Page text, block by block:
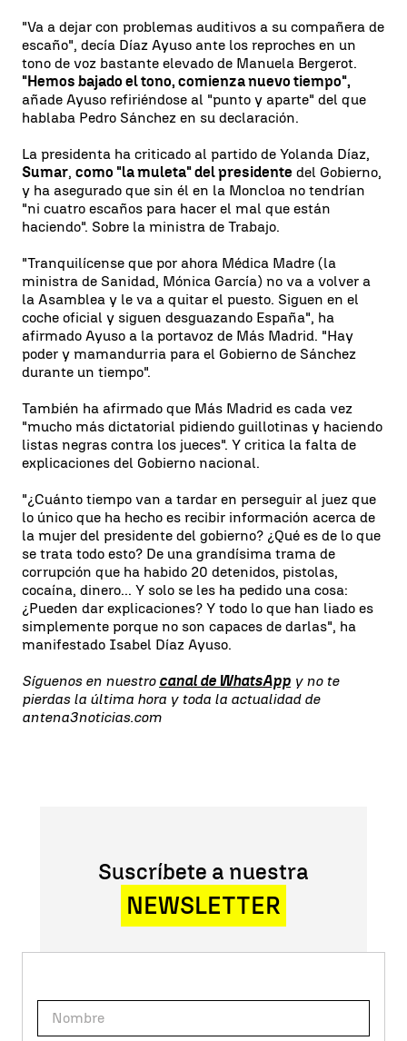
"Va a dejar con problemas auditivos a su compañera de
escaño", decía Díaz Ayuso ante los reproches en un
tono de voz bastante elevado de Manuela Bergerot.
"Hemos bajado el tono, comienza nuevo tiempo",
añade Ayuso refiriéndose al "punto y aparte" del que
hablaba Pedro Sánchez en su declaración.
La presidenta ha criticado al partido de Yolanda Díaz,
Sumar, como "la muleta" del presidente del Gobierno,
y ha asegurado que sin él en la Moncloa no tendrían
"ni cuatro escaños para hacer el mal que están
haciendo". Sobre la ministra de Trabajo.
"Tranquilícense que por ahora Médica Madre (la
ministra de Sanidad, Mónica García) no va a volver a
la Asamblea y le va a quitar el puesto. Siguen en el
coche oficial y siguen desguazando España", ha
afirmado Ayuso a la portavoz de Más Madrid. "Hay
poder y mamandurria para el Gobierno de Sánchez
durante un tiempo".
También ha afirmado que Más Madrid es cada vez
"mucho más dictatorial pidiendo guillotinas y haciendo
listas negras contra los jueces". Y critica la falta de
explicaciones del Gobierno nacional.
"¿Cuánto tiempo van a tardar en perseguir al juez que
lo único que ha hecho es recibir información acerca de
la mujer del presidente del gobierno? ¿Qué es de lo que
se trata todo esto? De una grandísima trama de
corrupción que ha habido 20 detenidos, pistolas,
cocaína, dinero... Y solo se les ha pedido una cosa:
¿Pueden dar explicaciones? Y todo lo que han liado es
simplemente porque no son capaces de darlas", ha
manifestado Isabel Díaz Ayuso.
Síguenos en nuestro canal de WhatsApp y no te
pierdas la última hora y toda la actualidad de
antena3noticias.com
Suscríbete a nuestra
NEWSLETTER